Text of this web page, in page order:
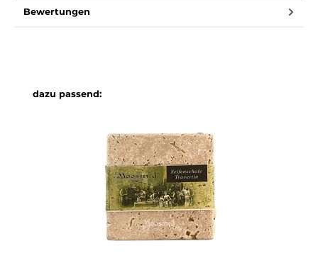
Bewertungen
Produktgalerie überspringen
dazu passend: